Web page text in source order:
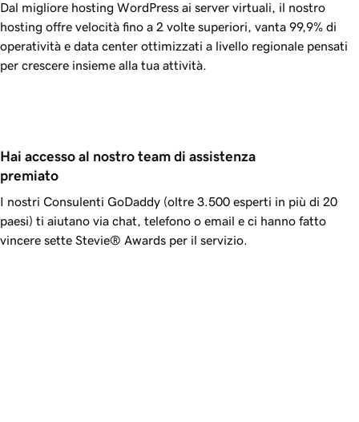
Dal migliore hosting WordPress ai server virtuali, il nostro
hosting offre velocità fino a 2 volte superiori, vanta 99,9% di
operatività e data center ottimizzati a livello regionale pensati
per crescere insieme alla tua attività.
Hai accesso al nostro team di assistenza
premiato
I nostri Consulenti GoDaddy (oltre 3.500 esperti in più di 20
paesi) ti aiutano via chat, telefono o email e ci hanno fatto
vincere sette Stevie® Awards per il servizio.